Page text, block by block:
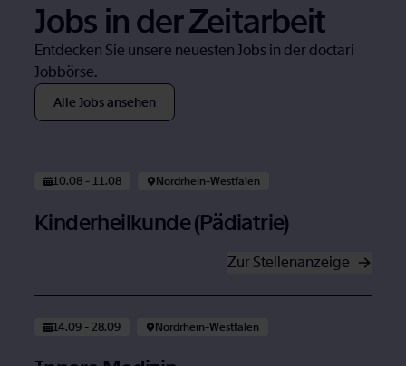
Jobs in der Zeit­ar­beit
Ent­de­cken Sie un­se­re neu­es­ten Jobs in der doc­ta­ri
Job­bör­se.
Alle Jobs an­se­hen
Öffnet in neuem Tab
10.08 - 11.08 Nord­rhein-West­fa­len
Kin­der­heil­kun­de (Päd­ia­trie)
Zur Stel­len­an­zei­ge
Öffnet in neuem Tab
14.09 - 28.09 Nord­rhein-West­fa­len